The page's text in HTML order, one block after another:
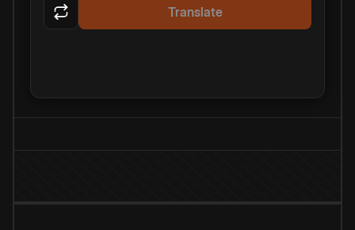
Translate